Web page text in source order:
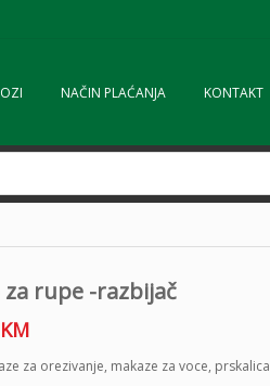
NAČIN PLAĆANJA KONTAKT
za rupe -razbijač
KM
za orezivanje, makaze za voce, prskalica